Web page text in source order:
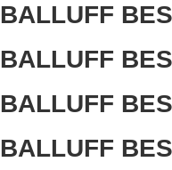
BALLUFF
BALLUFF
BALLUFF
BALLUFF